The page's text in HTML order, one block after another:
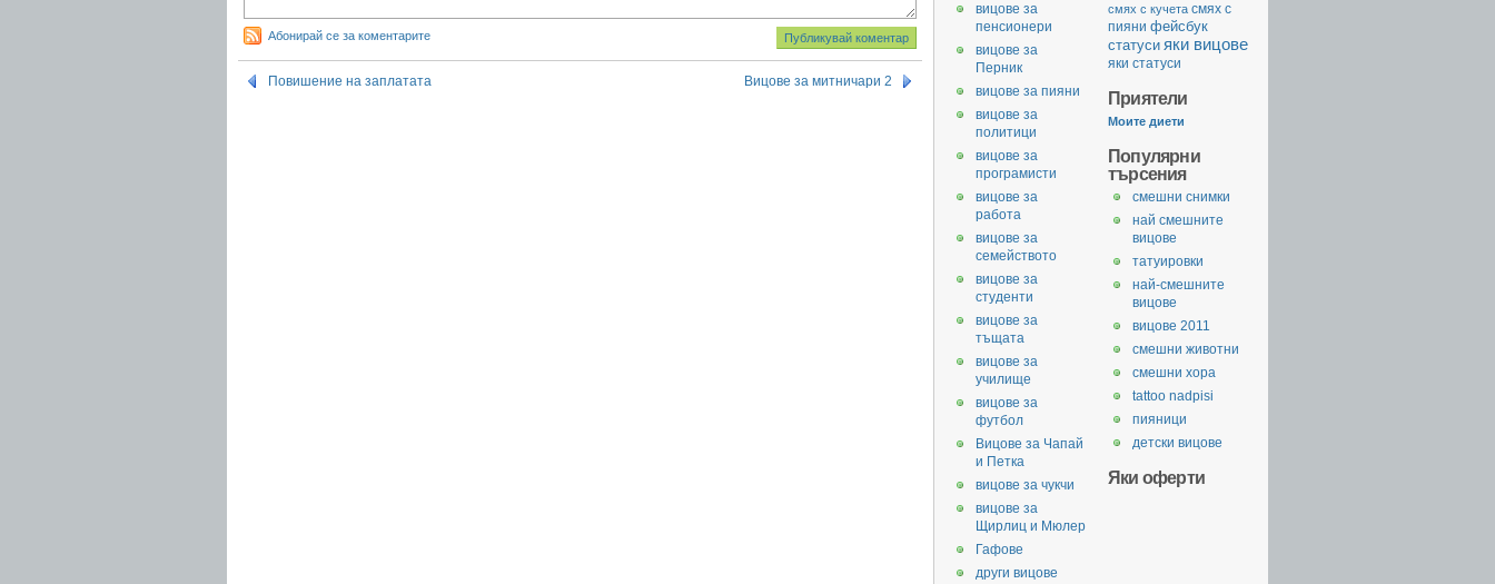
Абонирай се за коментарите
Повишение на заплатата Вицове за митничари 2
смях с кучета смях с
пияни фейсбук
статуси яки вицове
яки статуси
Приятели
Моите диети
Популярни
търсения
смешни снимки
най смешните
вицове
татуировки
най-смешните
вицове
вицове 2011
смешни животни
смешни хора
tattoo nadpisi
пияници
детски вицове
Яки оферти
вицове за
пенсионери
вицове за
Перник
вицове за пияни
вицове за
политици
вицове за
програмисти
вицове за
работа
вицове за
семейството
вицове за
студенти
вицове за
тъщата
вицове за
училище
вицове за
футбол
Вицове за Чапай
и Петка
вицове за чукчи
вицове за
Щирлиц и Мюлер
Гафове
други вицове